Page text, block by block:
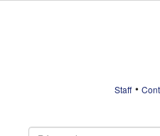
Staff